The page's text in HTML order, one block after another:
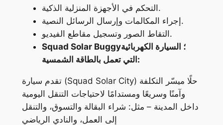
التحكم في الأجهزة المنزلية الذكية.
إجراء المكالمات وإرسال الرسائل النصية.
التقاط الصور وتسجيل مقاطع الفيديو.
Squad Solar Buggy؛ السيارة الكهربائية
التي تعمل بالطاقة الشمسية:
تقدم سيارة (Squad Solar City) حلًا ميسّر التكلفة
وآمنًا وسريعًا ومستدامًا لاحتياجات التنقل اليومية
داخل المدينة – مثل: شراء البقالة والتسوق، والتنقل
إلى العمل، والنادي الرياضي